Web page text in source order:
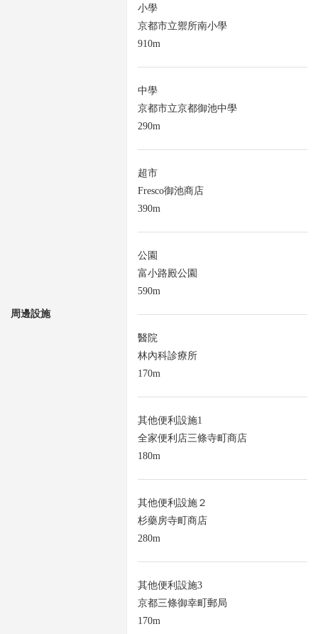
周邊設施
小學
京都市立禦所南小學
910m
中學
京都市立京都御池中學
290m
超市
Fresco御池商店
390m
公園
富小路殿公園
590m
醫院
林內科診療所
170m
其他便利設施1
全家便利店三條寺町商店
180m
其他便利設施２
杉藥房寺町商店
280m
其他便利設施3
京都三條御幸町郵局
170m